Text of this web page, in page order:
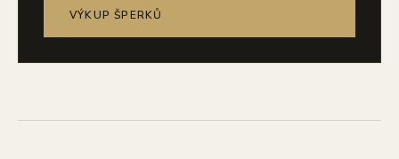
VÝKUP ŠPERKŮ